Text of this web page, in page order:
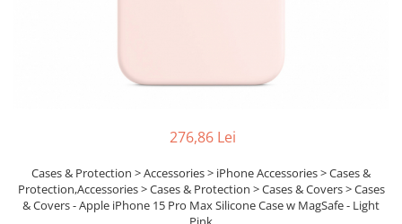
Gaming PC & Console
Microfoane & Casti Gaming
Scaune Gaming
Tastaturi Gaming
276,86 Lei
Cases & Protection > Accessories > iPhone Accessories > Cases &
Protection,Accessories > Cases & Protection > Cases & Covers > Cases
& Covers - Apple iPhone 15 Pro Max Silicone Case w MagSafe - Light